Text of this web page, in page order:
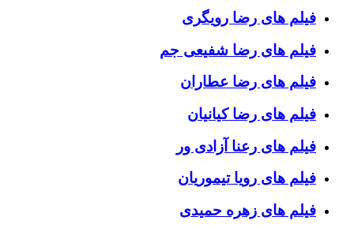
فیلم های رضا رویگری
فیلم های رضا شفیعی جم
فیلم های رضا عطاران
فیلم های رضا کیانیان
فیلم های رعنا آزادی ور
فیلم های رویا تیموریان
فیلم های زهره حمیدی